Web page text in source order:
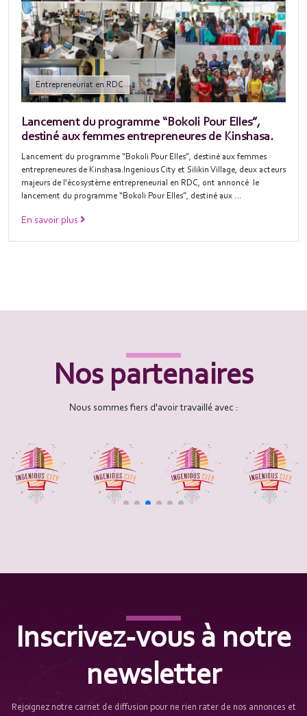
Entrepreneuriat en RDC
Lancement du programme “Bokoli Pour Elles”,
destiné aux femmes entrepreneures de Kinshasa.
Lancement du programme “Bokoli Pour Elles”, destiné aux femmes
entrepreneures de Kinshasa.Ingenious City et Silikin Village, deux acteurs
majeurs de l'écosystème entrepreneurial en RDC, ont annoncé le
lancement du programme “Bokoli Pour Elles”, destiné aux …
En savoir plus
Nos partenaires
Nous sommes fiers d'avoir travaillé avec :
Inscrivez-vous à notre
newsletter
Rejoignez notre carnet de diffusion pour ne rien rater de nos annonces et